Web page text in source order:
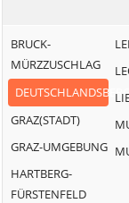
BRUCK-
MÜRZZUSCHLAG
GRAZ(STADT)
GRAZ-UMGEBUNG
HARTBERG-
FÜRSTENFELD